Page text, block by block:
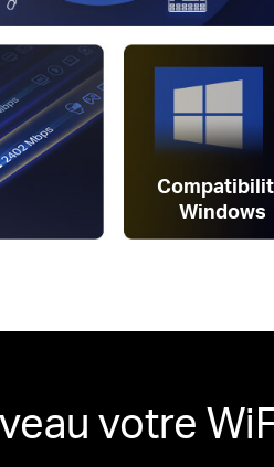
Windows
votre